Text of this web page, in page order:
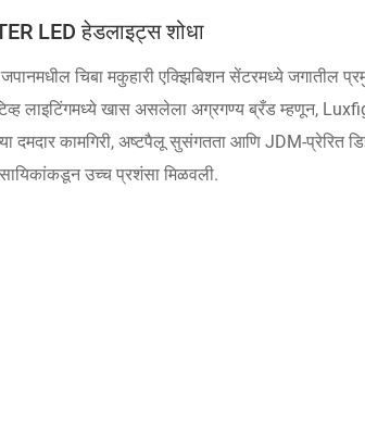
LED हेडलाइट्स शोधा
चिबा मकुहारी एक्झिबिशन सेंटरमध्ये जगातील
लाइटिंगमध्ये खास असलेला अग्रगण्य ब्रँड म्हणून,
दमदार कामगिरी, अष्टपैलू सुसंगतता आणि JDM-प्रेरित
उच्च प्रशंसा मिळवली.